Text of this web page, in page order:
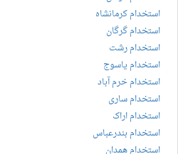
استخدام کرمانشاه
استخدام گرگان
استخدام رشت
استخدام یاسوج
استخدام خرم آباد
استخدام ساری
استخدام اراک
استخدام بندرعباس
استخدام همدان